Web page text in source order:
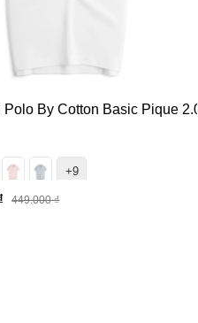
+9
Polo By Cotton Basic Pique 2.0
449.000 ₫